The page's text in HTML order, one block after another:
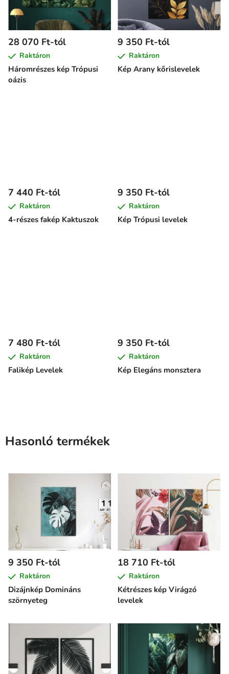
Háromrészes kép Trópusi
oázis
28 070 Ft-tól
Raktáron
Kép Arany kőrislevelek
9 350 Ft-tól
Raktáron
4-részes fakép Kaktuszok
7 440 Ft-tól
Raktáron
Kép Trópusi levelek
9 350 Ft-tól
Raktáron
Falikép Levelek
7 480 Ft-tól
Raktáron
Kép Elegáns monsztera
9 350 Ft-tól
Raktáron
Hasonló termékek
Dizájnkép Domináns
szörnyeteg
9 350 Ft-tól
Raktáron
Kétrészes kép Virágzó
levelek
18 710 Ft-tól
Raktáron